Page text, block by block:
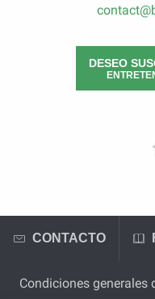
DESEO
CONTACTO
Condiciones generales